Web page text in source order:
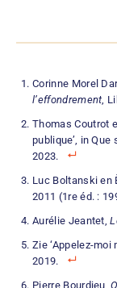
Corinne Morel
l’effondrement ,
Thomas Coutrot
publique’, in
2023.
Luc Boltanski en
2011 (1re éd. :
Aurélie Jeantet,
Zie ‘Appelez-moi
2019.
Pierre Bourdieu,